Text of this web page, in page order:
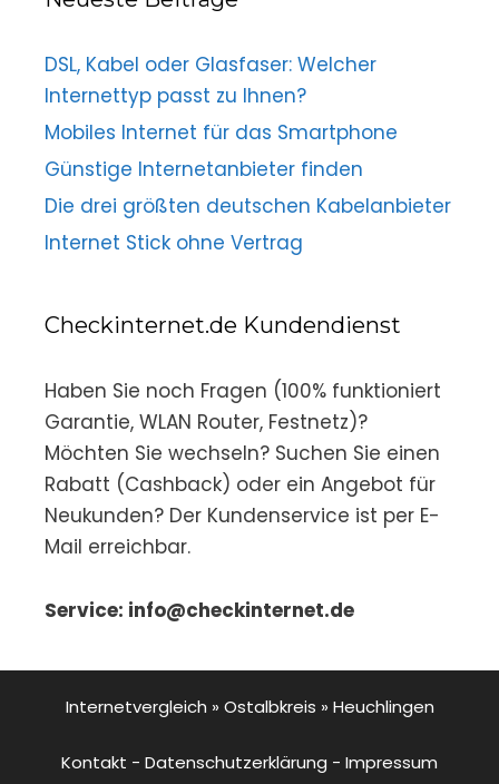
DSL, Kabel oder Glasfaser: Welcher
Internettyp passt zu Ihnen?
Mobiles Internet für das Smartphone
Günstige Internetanbieter finden
Die drei größten deutschen Kabelanbieter
Internet Stick ohne Vertrag
Checkinternet.de Kundendienst
Haben Sie noch Fragen (100% funktioniert
Garantie, WLAN Router, Festnetz)?
Möchten Sie wechseln? Suchen Sie einen
Rabatt (Cashback) oder ein Angebot für
Neukunden? Der Kundenservice ist per E-
Mail erreichbar.
Service: info@checkinternet.de
Internetvergleich » Ostalbkreis » Heuchlingen
Kontakt - Datenschutzerklärung - Impressum